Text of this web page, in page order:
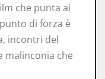
che punta ai
di forza è
incontri del
malinconia che